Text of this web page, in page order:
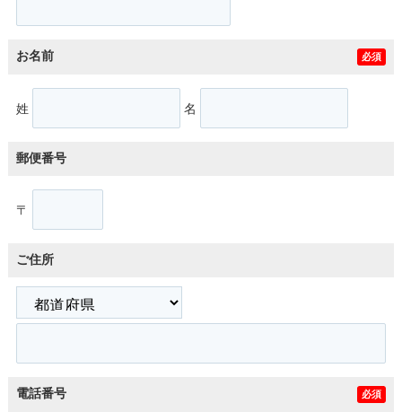
お名前 必須
姓 名
郵便番号
〒
ご住所
電話番号 必須